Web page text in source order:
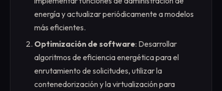
energía y actualizar periódicamente a modelos
más eficientes.
Optimización de software: Desarrollar
algoritmos de eficiencia energética para el
enrutamiento de solicitudes, utilizar la
contenedorización y la virtualización para